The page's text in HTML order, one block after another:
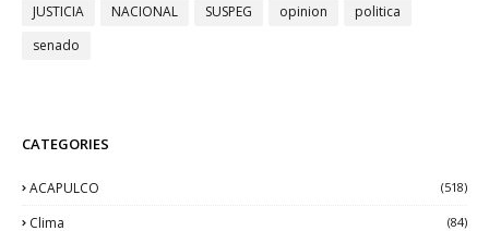
JUSTICIA
NACIONAL SUSPEG opinion
politica
senado
CATEGORIES
ACAPULCO (518)
Clima (84)